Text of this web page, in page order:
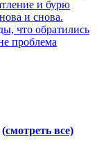
и бурю
и снова.
что обратились
проблема
(смотреть все)